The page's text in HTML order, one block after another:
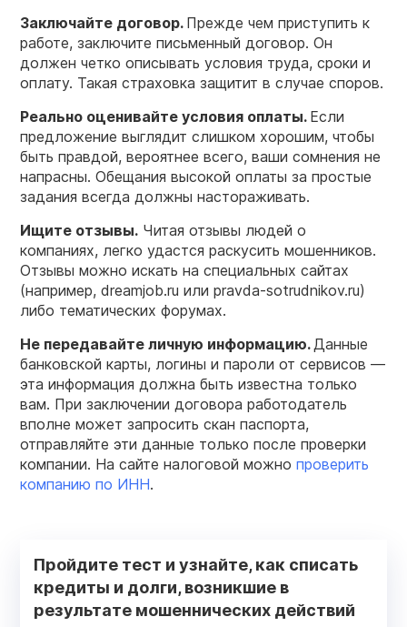
Заключайте договор. Прежде чем приступить к
работе, заключите письменный договор. Он
должен четко описывать условия труда, сроки и
оплату. Такая страховка защитит в случае споров.
Реально оценивайте условия оплаты. Если
предложение выглядит слишком хорошим, чтобы
быть правдой, вероятнее всего, ваши сомнения не
напрасны. Обещания высокой оплаты за простые
задания всегда должны настораживать.
Ищите отзывы. Читая отзывы людей о
компаниях, легко удастся раскусить мошенников.
Отзывы можно искать на специальных сайтах
(например, dreamjob.ru или pravda-sotrudnikov.ru)
либо тематических форумах.
Не передавайте личную информацию.Данные
банковской карты, логины и пароли от сервисов —
эта информация должна быть известна только
вам. При заключении договора работодатель
вполне может запросить скан паспорта,
отправляйте эти данные только после проверки
компании. На сайте налоговой можно проверить
компанию по ИНН.
Пройдите тест и узнайте, как списать
кредиты и долги, возникшие в
результате мошеннических действий